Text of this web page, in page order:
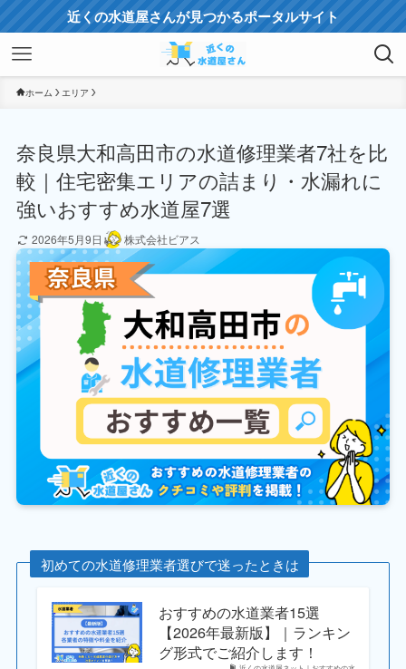
近くの水道屋さんが見つかるポータルサイト
ホーム エリア
奈良県大和高田市の水道修理業者7社を比
較｜住宅密集エリアの詰まり・水漏れに
強いおすすめ水道屋7選
2026年5月9日 株式会社ビアス
初めての水道修理業者選びで迷ったときは
おすすめの水道業者15選
【2026年最新版】｜ランキン
グ形式でご紹介します！